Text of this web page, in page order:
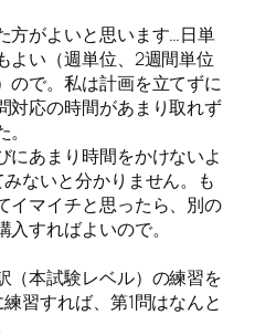
方がよいと思います…日単
よい（週単位、2週間単位
ので。私は計画を立てずに
対応の時間があまり取れず
にあまり時間をかけないよ
ないと分かりません。も
イマイチと思ったら、別の
入すればよいので。
（本試験レベル）の練習を
習すれば、第1問はなんと